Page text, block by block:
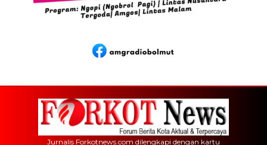
Jurnalis Forkotnews.com dilengkapi dengan kartu